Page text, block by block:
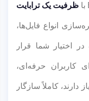
ظرفیت یک ترابایت
انواع فایل‌ها،
اختیار شما قرار
کاربران حرفه‌ای،
دارند، کاملاً سازگار